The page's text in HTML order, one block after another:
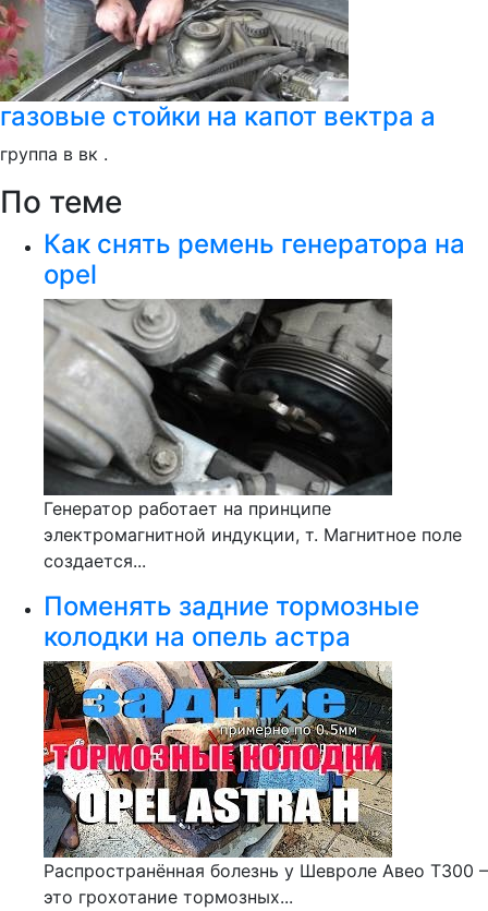
газовые стойки на капот вектра а
группа в вк .
По теме
Как снять ремень генератора на
opel
Генератор работает на принципе
электромагнитной индукции, т. Магнитное поле
создается...
Поменять задние тормозные
колодки на опель астра
Распространённая болезнь у Шевроле Авео Т300 –
это грохотание тормозных...